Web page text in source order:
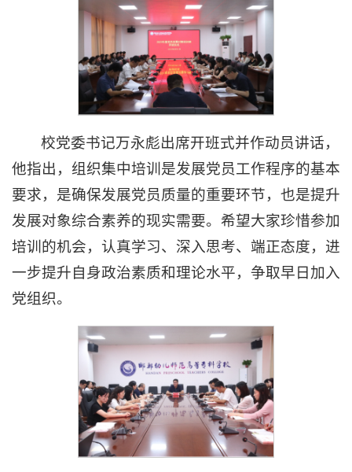
校党委书记万永彪出席开班式并作动员讲话，
他指出，组织集中培训是发展党员工作程序的基本
要求，是确保发展党员质量的重要环节，也是提升
发展对象综合素养的现实需要。希望大家珍惜参加
培训的机会，认真学习、深入思考、端正态度，进
一步提升自身政治素质和理论水平，争取早日加入
党组织。